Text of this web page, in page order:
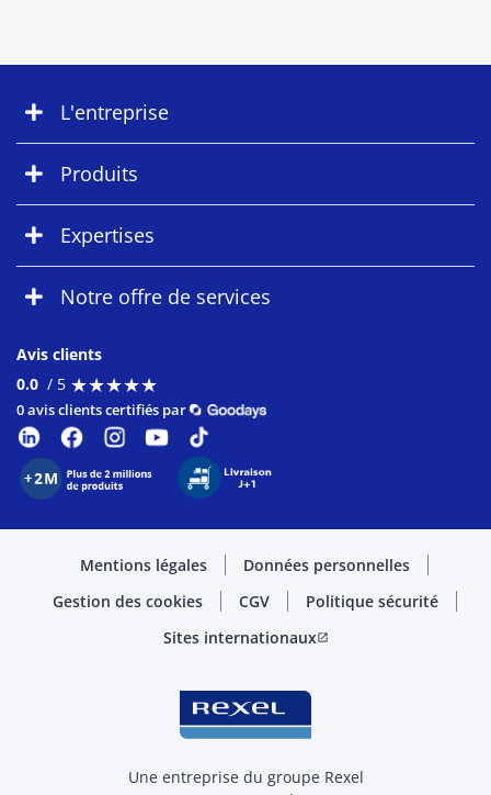
L'entreprise
Produits
Expertises
Notre offre de services
Avis clients
0.0 / 5 ★★★★★
★★★★★
0 avis clients certifiés par
Mentions légales
Données personnelles
Gestion des cookies
CGV
Politique sécurité
Sites internationauxopen_in_new
Une entreprise du groupe Rexel